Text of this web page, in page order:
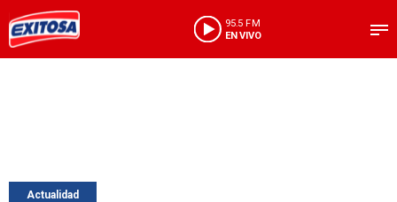
95.5 FM
EN VIVO
Actualidad